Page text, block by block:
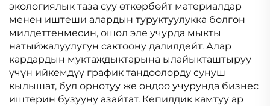
экологиялык таза суу өткөрбөйт материалдар
менен иштеши алардын туруктуулукка болгон
милдеттенмесин, ошол эле учурда мыкты
натыйжалуулугун сактоону далилдейт. Алар
кардардын муктаждыктарына ылайыкташтыруу
үчүн ийкемдүү график тандоолорду сунуш
кылышат, бул орнотуу же оңдоо учурунда бизнес
иштерин бузууну азайтат. Кепилдик камтуу ар